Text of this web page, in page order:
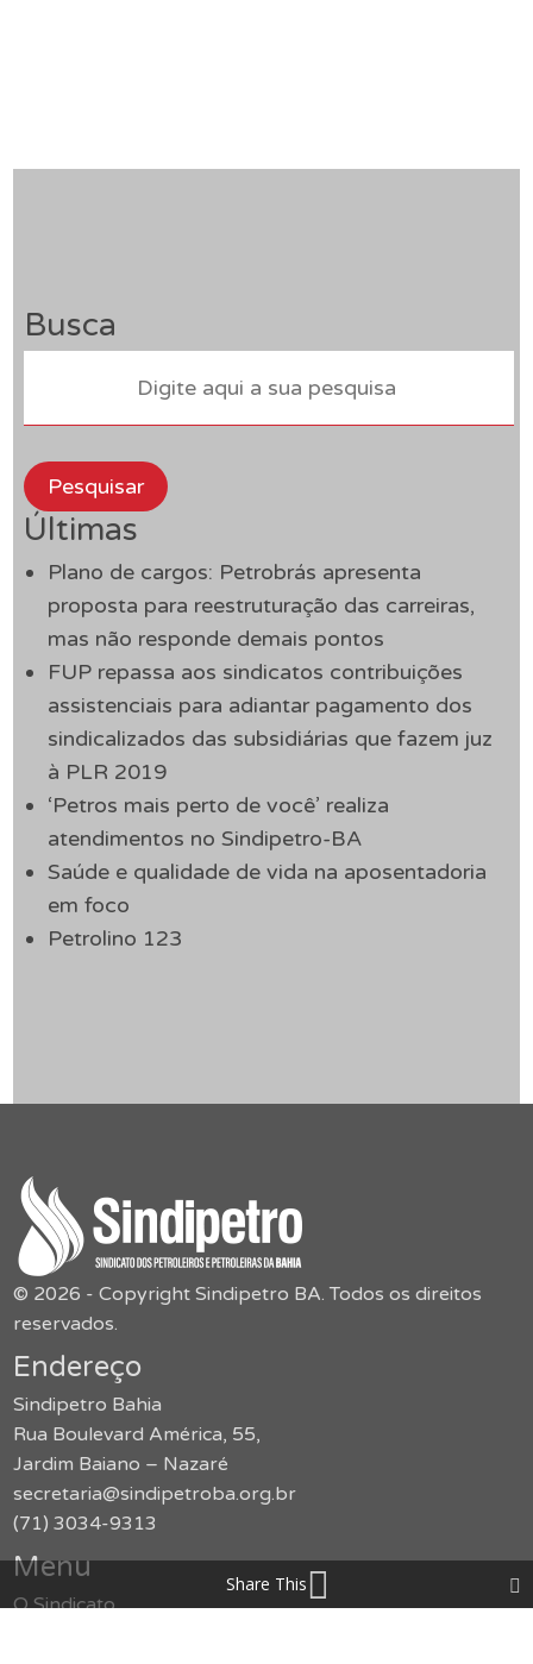
Busca
Pesquisar
Últimas
Plano de cargos: Petrobrás apresenta
proposta para reestruturação das carreiras,
mas não responde demais pontos
FUP repassa aos sindicatos contribuições
assistenciais para adiantar pagamento dos
sindicalizados das subsidiárias que fazem juz
à PLR 2019
‘Petros mais perto de você’ realiza
atendimentos no Sindipetro-BA
Saúde e qualidade de vida na aposentadoria
em foco
Petrolino 123
© 2026 - Copyright Sindipetro BA. Todos os direitos
reservados.
Endereço
Sindipetro Bahia
Rua Boulevard América, 55,
Jardim Baiano – Nazaré
secretaria@sindipetroba.org.br
(71) 3034-9313
Menu
O Sindicato
Share This